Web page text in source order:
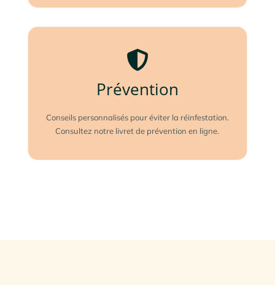
Prévention
Conseils personnalisés pour éviter la réinfestation.
Consultez notre livret de prévention en ligne.